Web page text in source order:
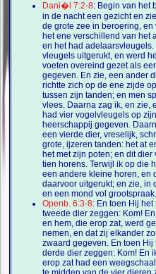
Dani�l 7:2-8: Begin van het
in de nacht een gezicht en
de grote zee in beroering,
het ene verschillend van het
en het had
vleugels uitgerukt, en werd
voeten overeind gezet als
gegeven. En zie, een ander
richtte zich op de ene zijde
tussen zijn tanden; en men
vlees. Daarna zag ik, en zie,
had vier vogelvleugels op
heerschappij gegeven.
een vierde dier, vreselijk,
grote, ijzeren tanden: het at
het met zijn poten; en dit
tien horens. Terwijl ik op die
een andere kleine horen, en
daarvoor uitgerukt; en zie, in
en een mond vol grootspraak.
Openb. 6:3-8: En toen Hij
tweede dier zeggen: Kom!
en hem, die erop zat, werd
nemen, en dat zij elkander
zwaard gegeven. En toen
derde dier zeggen: Kom! En
erop zat had een